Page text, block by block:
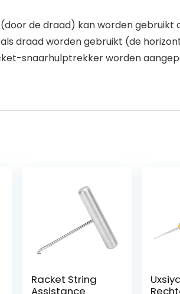
de draad) kan worden
draad worden gebruikt (de
snaarhulptrekker worden
Racket String
Assistance